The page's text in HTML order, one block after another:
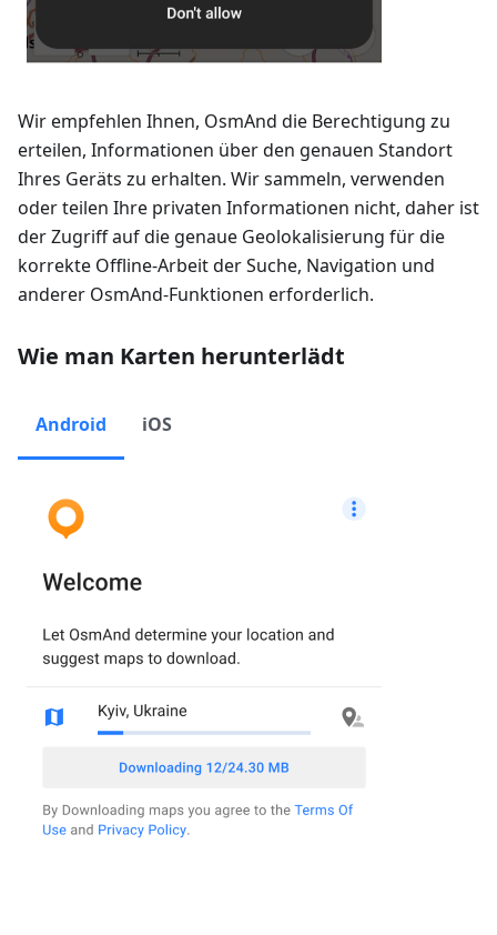
Wir empfehlen Ihnen, OsmAnd die Berechtigung zu
erteilen, Informationen über den genauen Standort
Ihres Geräts zu erhalten. Wir sammeln, verwenden
oder teilen Ihre privaten Informationen nicht, daher ist
der Zugriff auf die genaue Geolokalisierung für die
korrekte Offline-Arbeit der Suche, Navigation und
anderer OsmAnd-Funktionen erforderlich.
Wie man Karten herunterlädt
Android iOS